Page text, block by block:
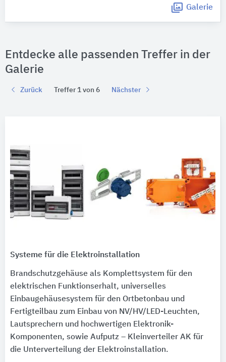
Galerie
Entdecke alle passenden Treffer in der
Galerie
Zurück Treffer 1 von 6 Nächster
Systeme für die Elektroinstallation
Brandschutzgehäuse als Komplettsystem für den
elektrischen Funktionserhalt, universelles
Einbaugehäusesystem für den Ortbetonbau und
Fertigteilbau zum Einbau von NV/HV/LED-Leuchten,
Lautsprechern und hochwertigen Elektronik-
Komponenten, sowie Aufputz – Kleinverteiler AK für
die Unterverteilung der Elektroinstallation.